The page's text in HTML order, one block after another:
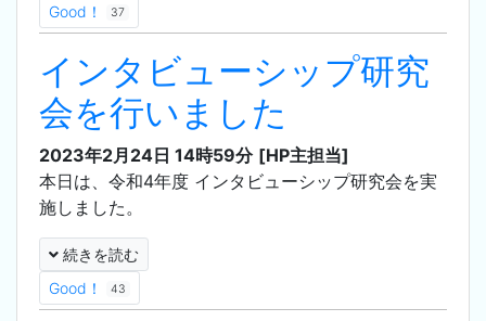
Good！
37
インタビューシップ研究
会を行いました
2023年2月24日 14時59分 [HP主担当]
本日は、令和4年度 インタビューシップ研究会を実
施しました。
続きを読む
Good！
43